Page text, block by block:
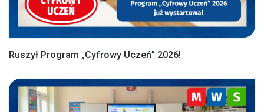
Ruszył Program „Cyfrowy Uczeń” 2026!